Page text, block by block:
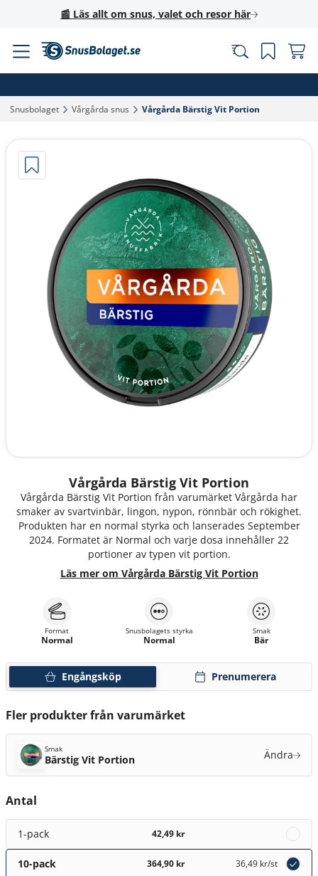
📰 Läs allt om snus, valet och resor här
Snusbolaget‎ Vårgårda snus‎ Vårgårda Bärstig Vit Portion‎
Vårgårda Bärstig Vit Portion
Vårgårda Bärstig Vit Portion från varumärket Vårgårda har
smaker av svartvinbär, lingon, nypon, rönnbär och rökighet.
Produkten har en normal styrka och lanserades September
2024. Formatet är Normal och varje dosa innehåller 22
portioner av typen vit portion.
Läs mer om Vårgårda Bärstig Vit Portion
Engångsköp Prenumerera
Format
Normal
Snusbolagets styrka
Normal
Smak
Bär
Fler produkter från varumärket
Smak
Bärstig Vit Portion Ändra
Antal
1-pack 42,49 kr
10-pack 364,90 kr 36,49 kr/st